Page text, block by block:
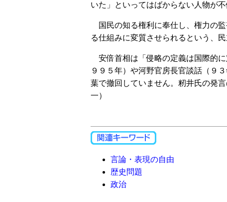
いた」といってはばからない人物が
国民の知る権利に奉仕し、権力の
る仕組みに変質させられるという、
安倍首相は「侵略の定義は国際的に
９９５年）や河野官房長官談話（９
葉で撤回していません。籾井氏の発
一）
言論・表現の自由
歴史問題
政治